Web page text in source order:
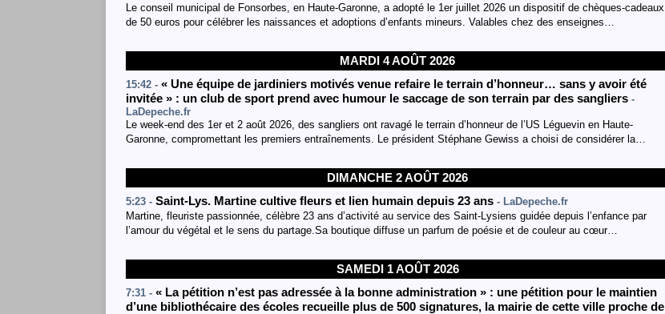
Le conseil municipal de Fonsorbes, en Haute-Garonne, a adopté le 1er juillet 2026 un dispositif de chèques-cadeaux
de 50 euros pour célébrer les naissances et adoptions d’enfants mineurs. Valables chez des enseignes…
MARDI 4 AOÛT 2026
15:42 - « Une équipe de jardiniers motivés venue refaire le terrain d’honneur… sans y avoir été
invitée » : un club de sport prend avec humour le saccage de son terrain par des sangliers -
LaDepeche.fr
Le week-end des 1er et 2 août 2026, des sangliers ont ravagé le terrain d’honneur de l’US Léguevin en Haute-
Garonne, compromettant les premiers entraînements. Le président Stéphane Gewiss a choisi de considérer la…
DIMANCHE 2 AOÛT 2026
5:23 - Saint-Lys. Martine cultive fleurs et lien humain depuis 23 ans - LaDepeche.fr
Martine, fleuriste passionnée, célèbre 23 ans d’activité au service des Saint-Lysiens guidée depuis l’enfance par
l’amour du végétal et le sens du partage.Sa boutique diffuse un parfum de poésie et de couleur au cœur…
SAMEDI 1 AOÛT 2026
7:31 - « La pétition n’est pas adressée à la bonne administration » : une pétition pour le maintien
d’une bibliothécaire des écoles recueille plus de 500 signatures, la mairie de cette ville proche de